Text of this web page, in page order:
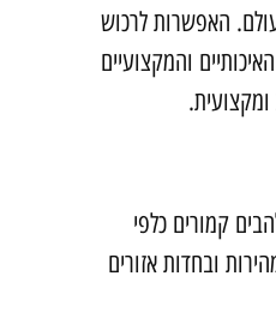
האפשרות לרכוש
והמקצועיים
קמורים כלפי
ובחדות אזורים